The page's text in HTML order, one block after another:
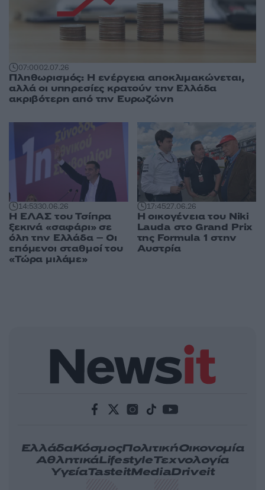
07:0002.07.26
Πληθωρισμός: Η ενέργεια αποκλιμακώνεται,
αλλά οι υπηρεσίες κρατούν την Ελλάδα
ακριβότερη από την Ευρωζώνη
14:5330.06.26
Η ΕΛΑΣ του Τσίπρα
ξεκινά «σαφάρι» σε
όλη την Ελλάδα – Οι
επόμενοι σταθμοί του
«Τώρα μιλάμε»
17:4527.06.26
Η οικογένεια του Niki
Lauda στο Grand Prix
της Formula 1 στην
Αυστρία
ΕλλάδαΚόσμοςΠολιτικήΟικονομία
ΑθλητικάLifestyleΤεχνολογία
ΥγείαTasteitMediaDriveit